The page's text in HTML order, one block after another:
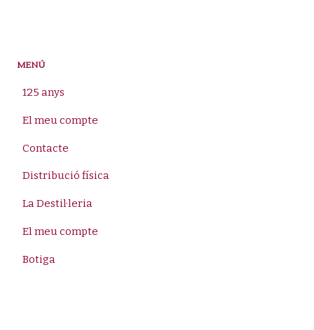
MENÚ
125 anys
El meu compte
Contacte
Distribució física
La Destil·leria
El meu compte
Botiga